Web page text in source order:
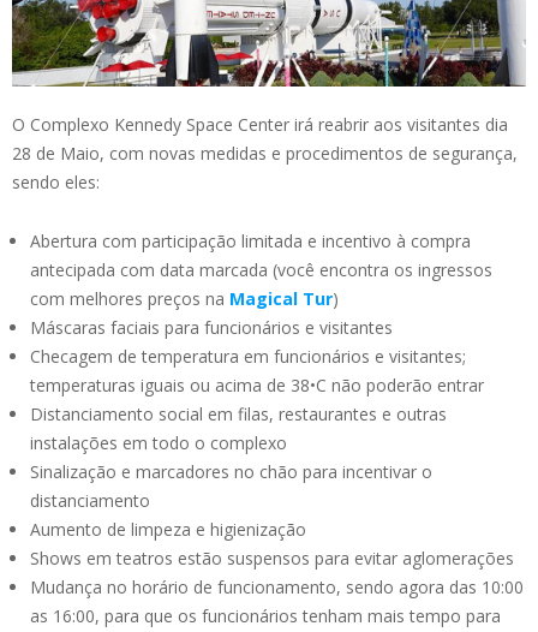
O Complexo Kennedy Space Center irá reabrir aos visitantes dia
28 de Maio, com novas medidas e procedimentos de segurança,
sendo eles:
Abertura com participação limitada e incentivo à compra
antecipada com data marcada (você encontra os ingressos
com melhores preços na Magical Tur)
Máscaras faciais para funcionários e visitantes
Checagem de temperatura em funcionários e visitantes;
temperaturas iguais ou acima de 38•C não poderão entrar
Distanciamento social em filas, restaurantes e outras
instalações em todo o complexo
Sinalização e marcadores no chão para incentivar o
distanciamento
Aumento de limpeza e higienização
Shows em teatros estão suspensos para evitar aglomerações
Mudança no horário de funcionamento, sendo agora das 10:00
as 16:00, para que os funcionários tenham mais tempo para